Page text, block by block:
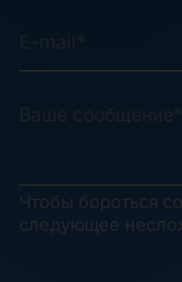
Чтобы бороться
следующее